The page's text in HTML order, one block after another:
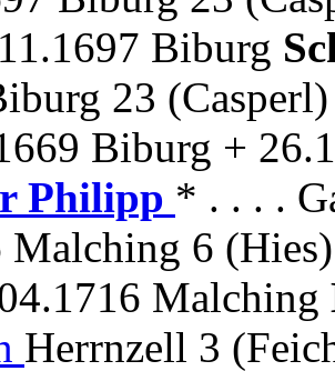
Biburg
23
Biburg +
Philipp * . . . .
Malching 6 (Hies)
Malching
Herrnzell 3